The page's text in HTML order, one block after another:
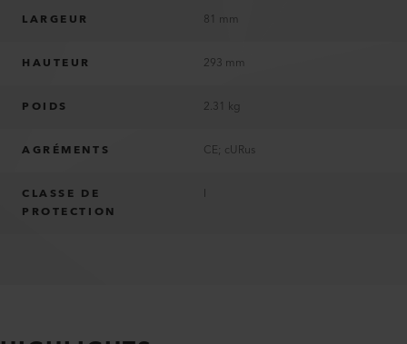
LARGEUR 81 mm
HAUTEUR 293 mm
POIDS 2.31 kg
AGRÉMENTS CE; cURus
CLASSE DE
PROTECTION
I